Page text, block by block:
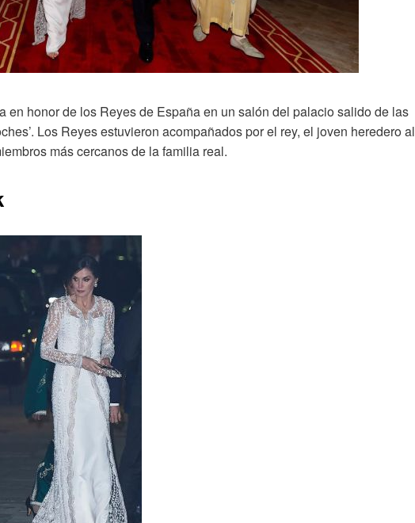
en honor de los Reyes de España en un salón del palacio salido de las
Los Reyes estuvieron acompañados por el rey, el joven heredero al
más cercanos de la familia real.